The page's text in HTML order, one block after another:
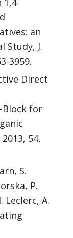
an
Study, J.
3959.
Direct
Block for
54,
S.
P.
Leclerc, A.